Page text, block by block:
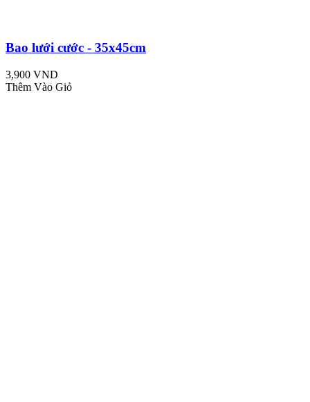
Bao lưới cước - 35x45cm
3,900 VND
Thêm Vào Giỏ